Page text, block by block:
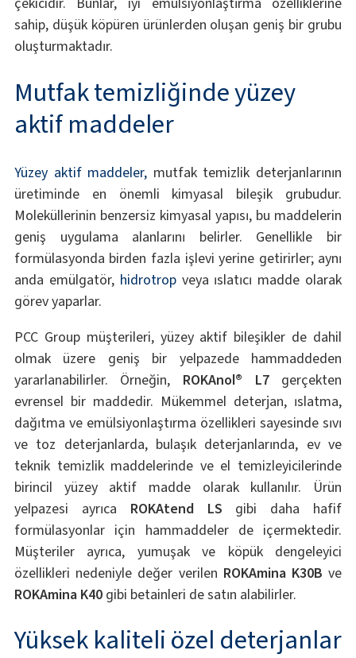
sahip, düşük köpüren ürünlerden oluşan geniş bir grubu
oluşturmaktadır.
Mutfak temizliğinde yüzey
aktif maddeler
Yüzey aktif maddeler, mutfak temizlik deterjanlarının
üretiminde en önemli kimyasal bileşik grubudur.
Moleküllerinin benzersiz kimyasal yapısı, bu maddelerin
geniş uygulama alanlarını belirler. Genellikle bir
formülasyonda birden fazla işlevi yerine getirirler; aynı
anda emülgatör, hidrotropveya ıslatıcı madde olarak
görev yaparlar.
PCC Group müşterileri, yüzey aktif bileşikler de dahil
olmak üzere geniş bir yelpazede hammaddeden
yararlanabilirler. Örneğin, ROKAnol® L7gerçekten
evrensel bir maddedir. Mükemmel deterjan, ıslatma,
dağıtma ve emülsiyonlaştırma özellikleri sayesinde sıvı
ve toz deterjanlarda, bulaşık deterjanlarında, ev ve
teknik temizlik maddelerinde ve el temizleyicilerinde
birincil yüzey aktif madde olarak kullanılır. Ürün
yelpazesi ayrıca ROKAtend LS gibi daha hafif
formülasyonlar için hammaddeler de içermektedir.
Müşteriler ayrıca, yumuşak ve köpük dengeleyici
özellikleri nedeniyle değer verilen ROKAmina K30B ve
ROKAmina K40gibi betainleri de satın alabilirler.
Yüksek kaliteli özel deterjanlar